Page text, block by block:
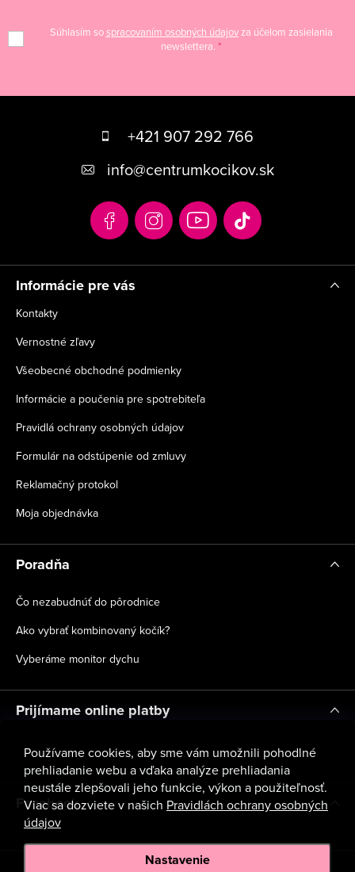
Používame cookies, aby sme vám umožnili pohodlné
prehliadanie webu a vďaka analýze prehliadania
neustále zlepšovali jeho funkcie, výkon a použiteľnosť.
Viac sa dozviete v našich Pravidlách ochrany osobných
údajov
Nastavenie
Súhlasím sospracovaním osobných údajovza účelom zasielania
newslettera.
e
+421 907 292 766
info@centrumkocikov.sk
Informácie pre vás
Kontakty
Vernostné zľavy
Všeobecné obchodné podmienky
Informácie a poučenia pre spotrebiteľa
Pravidlá ochrany osobných údajov
Formulár na odstúpenie od zmluvy
Reklamačný protokol
Moja objednávka
Poradňa
Čo nezabudnúť do pôrodnice
Ako vybrať kombinovaný kočík?
Vyberáme monitor dychu
Prijímame online platby
Facebook